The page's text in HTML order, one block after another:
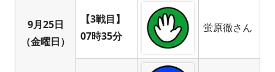
9月25日
（金曜日）
【3戦目】
07時35分
蛍原徹さん